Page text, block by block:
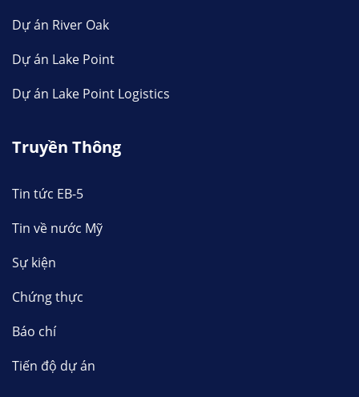
Dự án River Oak
Dự án Lake Point
Dự án Lake Point Logistics
Truyền Thông
Tin tức EB-5
Tin về nước Mỹ
Sự kiện
Chứng thực
Báo chí
Tiến độ dự án